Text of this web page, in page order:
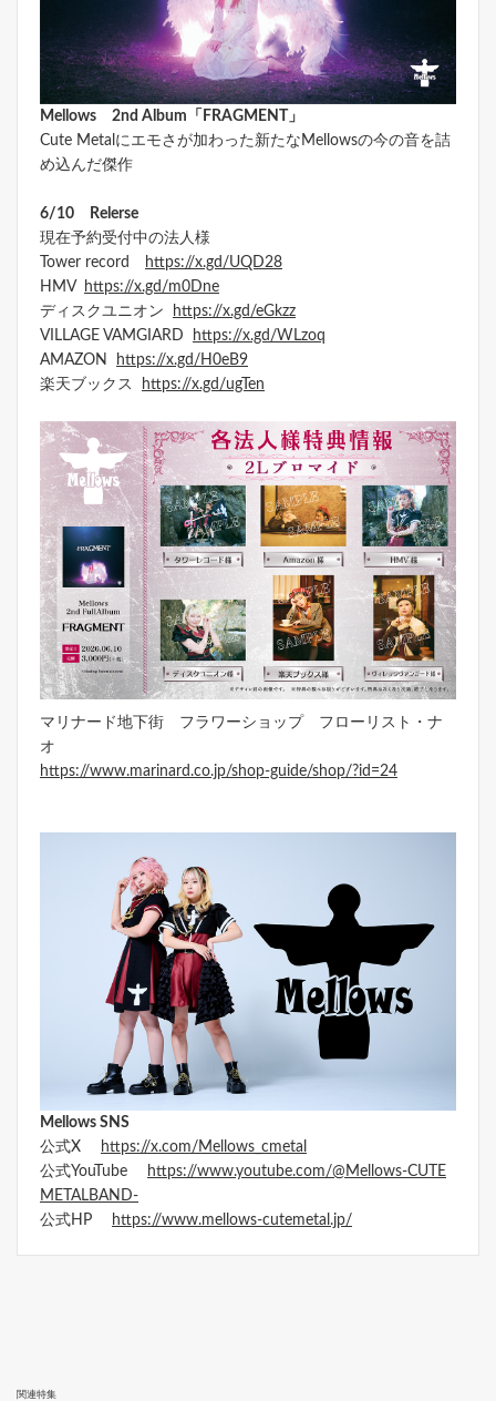
Mellows 2nd Album「FRAGMENT」
Cute Metalにエモさが加わった新たなMellowsの今の音を詰
め込んだ傑作
6/10 Relerse
現在予約受付中の法人様
Tower record
https://x.gd/UQD28
HMV
https://x.gd/m0Dne
ディスクユニオン
https://x.gd/eGkzz
VILLAGE VAMGIARD
https://x.gd/WLzoq
AMAZON
https://x.gd/H0eB9
楽天ブックス
https://x.gd/ugTen
マリナード地下街 フラワーショップ フローリスト・ナ
オ
https://www.marinard.co.jp/shop-guide/shop/?id=24
Mellows SNS
公式X
https://x.com/Mellows_cmetal
公式YouTube
https://www.youtube.com/@Mellows-CUTE
METALBAND-
公式HP
https://www.mellows-cutemetal.jp/
関連特集